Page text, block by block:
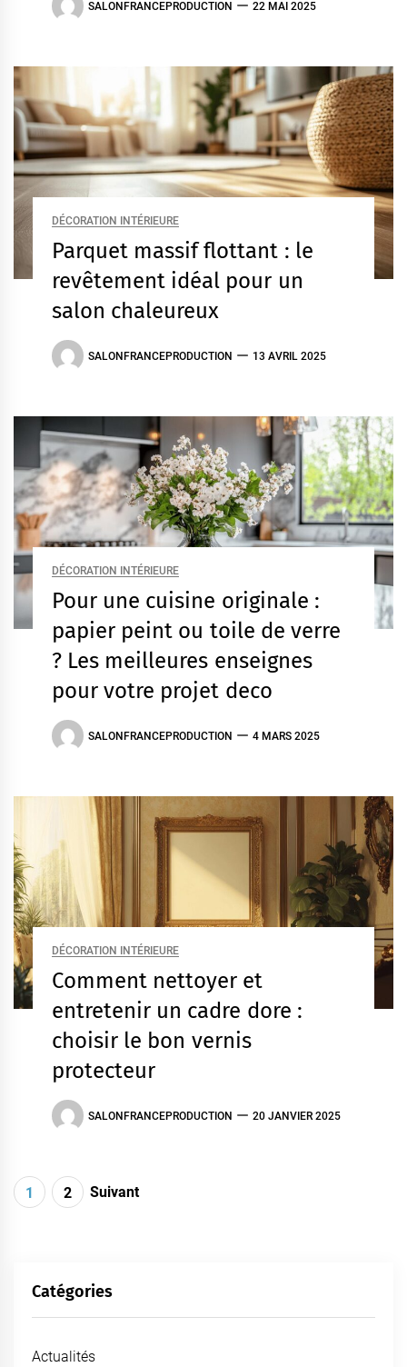
SALONFRANCEPRODUCTION 22 MAI 2025
DÉCORATION INTÉRIEURE
Parquet massif flottant : le
revêtement idéal pour un
salon chaleureux
SALONFRANCEPRODUCTION 13 AVRIL 2025
DÉCORATION INTÉRIEURE
Pour une cuisine originale :
papier peint ou toile de verre
? Les meilleures enseignes
pour votre projet deco
SALONFRANCEPRODUCTION 4 MARS 2025
DÉCORATION INTÉRIEURE
Comment nettoyer et
entretenir un cadre dore :
choisir le bon vernis
protecteur
SALONFRANCEPRODUCTION 20 JANVIER 2025
Pagination
1 2 Suivant
Catégories
Actualités